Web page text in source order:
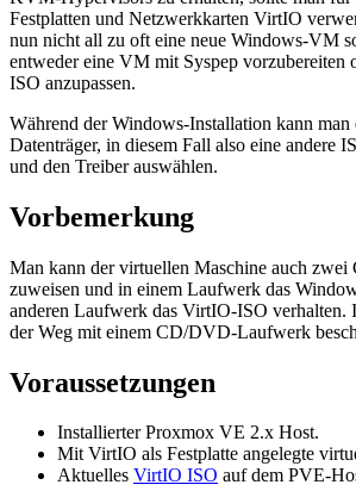
Festplatten und Netzwerkkarten VirtIO
nun nicht all zu oft eine neue Windows-VM
entweder eine VM mit Syspep vorzubereiten
ISO anzupassen.
Während der Windows-Installation kann man
Datenträger, in diesem Fall also eine andere
und den Treiber auswählen.
Vorbemerkung
Man kann der virtuellen Maschine auch
zuweisen und in einem Laufwerk das
anderen Laufwerk das VirtIO-ISO verhalten.
der Weg mit einem CD/DVD-Laufwerk
Voraussetzungen
Installierter Proxmox VE 2.x Host.
Mit VirtIO als Festplatte angelegte
Aktuelles VirtIO ISO auf dem PVE-